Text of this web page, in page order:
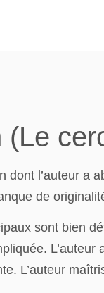
(Le
dont l’auteur
de
sont bien
L’auteur